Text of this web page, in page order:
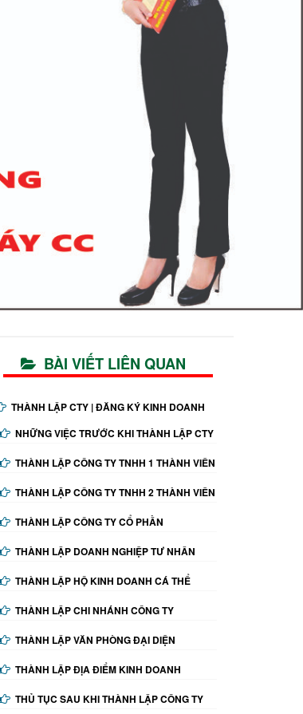
BÀI VIẾT LIÊN QUAN
THÀNH LẬP CTY | ĐĂNG KÝ KINH DOANH
NHỮNG VIỆC TRƯỚC KHI THÀNH LẬP CTY
THÀNH LẬP CÔNG TY TNHH 1 THÀNH VIÊN
THÀNH LẬP CÔNG TY TNHH 2 THÀNH VIÊN
THÀNH LẬP CÔNG TY CỔ PHẦN
THÀNH LẬP DOANH NGHIỆP TƯ NHÂN
THÀNH LẬP HỘ KINH DOANH CÁ THỂ
THÀNH LẬP CHI NHÁNH CÔNG TY
THÀNH LẬP VĂN PHÒNG ĐẠI DIỆN
THÀNH LẬP ĐỊA ĐIỂM KINH DOANH
THỦ TỤC SAU KHI THÀNH LẬP CÔNG TY